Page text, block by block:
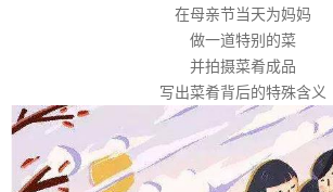
在母亲节当天为妈妈
做一道特别的菜
并拍摄菜肴成品
写出菜肴背后的特殊含义